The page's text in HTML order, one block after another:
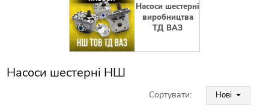
Насоси шестерні
виробництва
ТД ВАЗ
Насоси шестерні НШ
Сортувати: Нові